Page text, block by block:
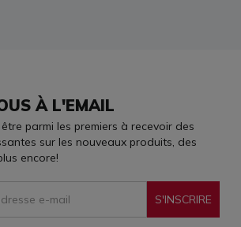
À L'EMAIL
parmi les premiers à recevoir des
sur les nouveaux produits, des
encore!
S'INSCRIRE